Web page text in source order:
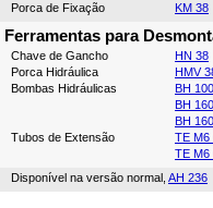
Porca de Fixação
KM 38
Ferramentas para
Chave de Gancho
HN 38
Porca Hidráulica
HMV
Bombas Hidráulicas
BH
BH 160
BH
Tubos de Extensão
TE M6
TE M6
Disponível na versão normal, AH 236